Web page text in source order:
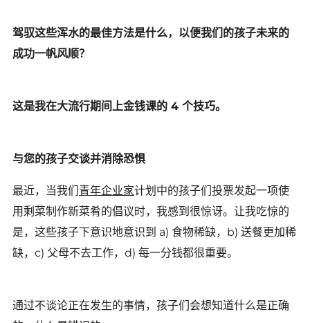
驾驭这些浑水的最佳方法是什么，以便我们的孩子未来的
成功一帆风顺？
这是我在大流行期间上金钱课的 4 个技巧。
与您的孩子交谈并消除恐惧
最近，当我们青年企业家计划中的孩子们投票发起一项使
用剩菜制作新菜肴的倡议时，我感到很惊讶。让我吃惊的
是，这些孩子下意识地意识到 a) 食物稀缺，b) 送餐更加稀
缺，c) 父母不去工作，d) 每一分钱都很重要。
通过不谈论正在发生的事情，孩子们会想知道什么是正确